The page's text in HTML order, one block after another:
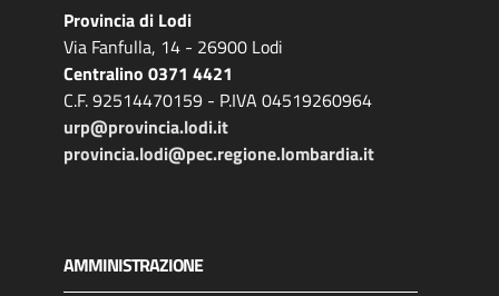
Provincia di Lodi
Via Fanfulla, 14 - 26900 Lodi
Centralino 0371 4421
C.F. 92514470159 - P.IVA 04519260964
urp@provincia.lodi.it
provincia.lodi@pec.regione.lombardia.it
AMMINISTRAZIONE